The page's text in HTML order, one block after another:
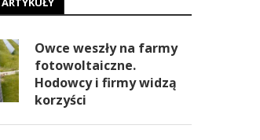
Owce weszły na farmy
fotowoltaiczne.
Hodowcy i firmy widzą
korzyści